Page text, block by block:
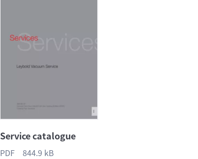
Service catalogue
PDF 844.9 kB